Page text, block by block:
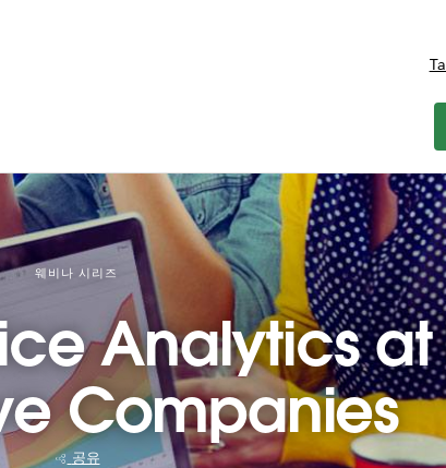
for 계획 및 가격
웨비나 시리즈
Analytics at
Companies
공유